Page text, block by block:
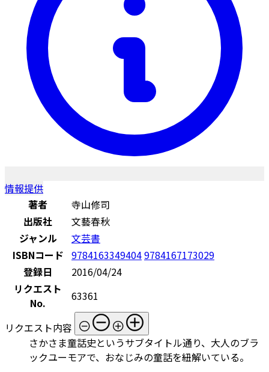
情報提供
著者
寺山修司
出版社
文藝春秋
ジャンル
文芸書
ISBNコード 97841633494049784167173029
登録日
2016/04/24
リクエスト
No.
63361
リクエスト内容
さかさま童話史というサブタイトル通り、大人のブラ
ックユーモアで、おなじみの童話を紐解いている。